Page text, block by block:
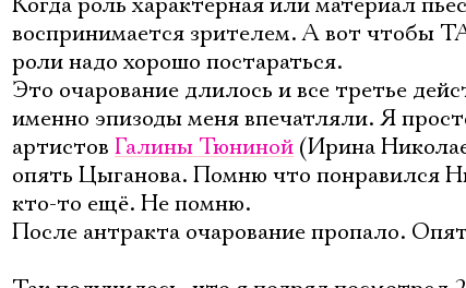
воспринимается зрителем. А вот чтобы
роли надо хорошо постараться.
Это очарование длилось и все третье
именно эпизоды меня впечатляли. Я
артистов Галины Тюниной (Ирина
опять Цыганова. Помню что понравился
кто-то ещё. Не помню.
После антракта очарование пропало.